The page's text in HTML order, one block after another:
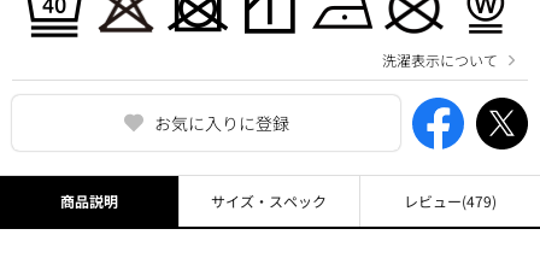
お気に入りに登録
洗濯表示について
商品説明 サイズ・スペック レビュー(479)